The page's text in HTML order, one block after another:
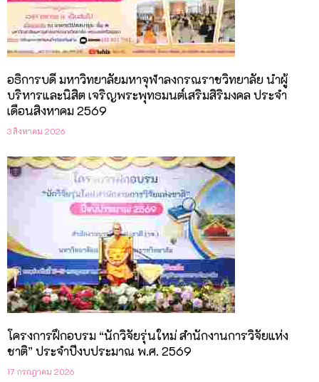
อธิการบดี มหาวิทยาลัยมหาจุฬาลงกรณราชวิทยาลัย นำผู้
บริหารและนิสิต เจริญพระพุทธมนต์เสริมสิริมงคล ประจำ
เดือนสิงหาคม 2569
3 สิงหาคม 2026
โครงการฝึกอบรม “นักวิจัยรุ่นใหม่ สำนักงานการวิจัยแห่ง
ชาติ” ประจำปีงบประมาณ พ.ศ. 2569
17 กรกฎาคม 2026